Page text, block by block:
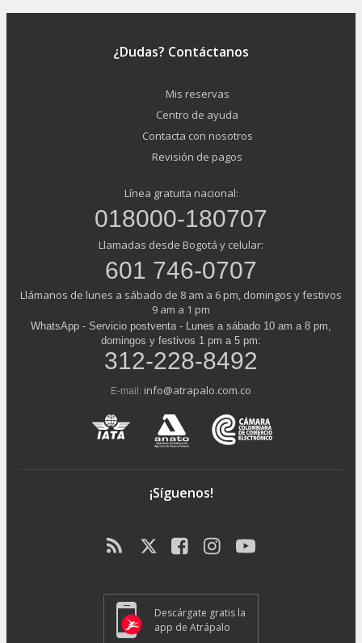
¿Dudas? Contáctanos
Mis reservas
Centro de ayuda
Contacta con nosotros
Revisión de pagos
Línea gratuita nacional:
018000-180707
Llamadas desde Bogotá y celular:
601 746-0707
Llámanos de lunes a sábado de 8 am a 6 pm, domingos y festivos
9 am a 1 pm
WhatsApp - Servicio postventa - Lunes a sábado 10 am a 8 pm,
domingos y festivos 1 pm a 5 pm:
312-228-8492
E-mail: info@atrapalo.com.co
¡Síguenos!
Descárgate gratis la
app de Atrápalo